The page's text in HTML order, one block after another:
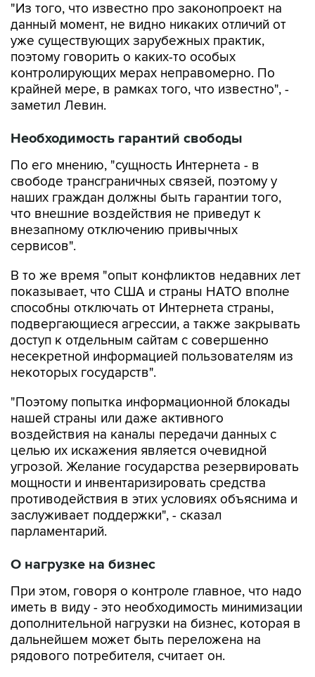
"Из того, что известно про законопроект на
данный момент, не видно никаких отличий от
уже существующих зарубежных практик,
поэтому говорить о каких-то особых
контролирующих мерах неправомерно. По
крайней мере, в рамках того, что известно", -
заметил Левин.
Необходимость гарантий свободы
По его мнению, "сущность Интернета - в
свободе трансграничных связей, поэтому у
наших граждан должны быть гарантии того,
что внешние воздействия не приведут к
внезапному отключению привычных
сервисов".
В то же время "опыт конфликтов недавних лет
показывает, что США и страны НАТО вполне
способны отключать от Интернета страны,
подвергающиеся агрессии, а также закрывать
доступ к отдельным сайтам с совершенно
несекретной информацией пользователям из
некоторых государств".
"Поэтому попытка информационной блокады
нашей страны или даже активного
воздействия на каналы передачи данных с
целью их искажения является очевидной
угрозой. Желание государства резервировать
мощности и инвентаризировать средства
противодействия в этих условиях объяснима и
заслуживает поддержки", - сказал
парламентарий.
О нагрузке на бизнес
При этом, говоря о контроле главное, что надо
иметь в виду - это необходимость минимизации
дополнительной нагрузки на бизнес, которая в
дальнейшем может быть переложена на
рядового потребителя, считает он.